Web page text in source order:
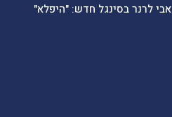
אבי לרנר בסינגל חדש: "היפלא"